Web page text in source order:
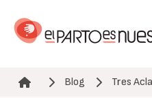
contenido
Ruta de navegación
Blog Tres